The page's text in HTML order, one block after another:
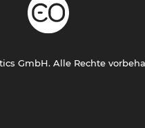
GmbH. Alle Rechte